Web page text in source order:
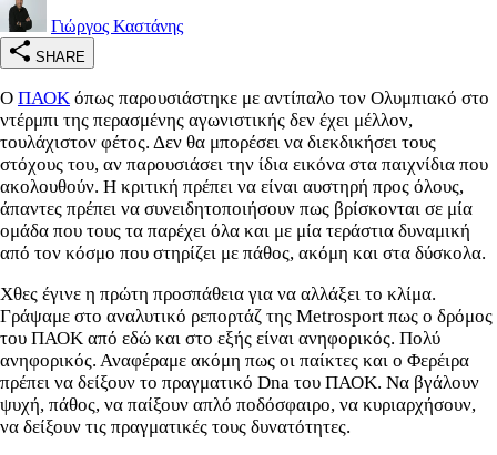
Γιώργος Καστάνης
SHARE
Ο ΠΑΟΚ όπως παρουσιάστηκε με αντίπαλο τον Ολυμπιακό στο
ντέρμπι της περασμένης αγωνιστικής δεν έχει μέλλον,
τουλάχιστον φέτος. Δεν θα μπορέσει να διεκδικήσει τους
στόχους του, αν παρουσιάσει την ίδια εικόνα στα παιχνίδια που
ακολουθούν. Η κριτική πρέπει να είναι αυστηρή προς όλους,
άπαντες πρέπει να συνειδητοποιήσουν πως βρίσκονται σε μία
ομάδα που τους τα παρέχει όλα και με μία τεράστια δυναμική
από τον κόσμο που στηρίζει με πάθος, ακόμη και στα δύσκολα.
Χθες έγινε η πρώτη προσπάθεια για να αλλάξει το κλίμα.
Γράψαμε στο αναλυτικό ρεπορτάζ της Metrosport πως ο δρόμος
του ΠΑΟΚ από εδώ και στο εξής είναι ανηφορικός. Πολύ
ανηφορικός. Αναφέραμε ακόμη πως οι παίκτες και ο Φερέιρα
πρέπει να δείξουν το πραγματικό Dna του ΠΑΟΚ. Να βγάλουν
ψυχή, πάθος, να παίξουν απλό ποδόσφαιρο, να κυριαρχήσουν,
να δείξουν τις πραγματικές τους δυνατότητες.